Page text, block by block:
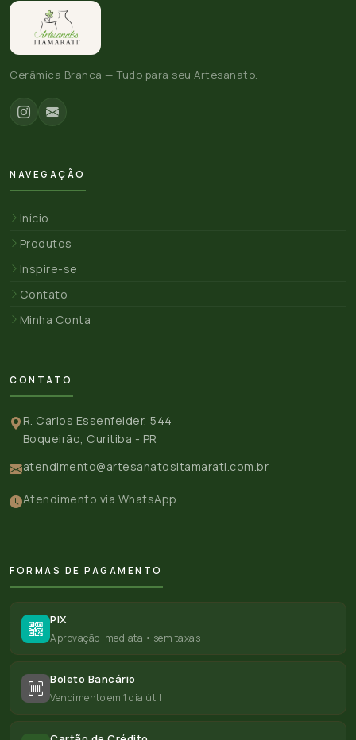
Cerâmica Branca — Tudo para seu Artesanato.
NAVEGAÇÃO
Início
Produtos
Inspire-se
Contato
Minha Conta
CONTATO
R. Carlos Essenfelder, 544
Boqueirão, Curitiba - PR
atendimento@artesanatositamarati.com.br
Atendimento via WhatsApp
FORMAS DE PAGAMENTO
PIX
Aprovação imediata • sem taxas
Boleto Bancário
Vencimento em 1 dia útil